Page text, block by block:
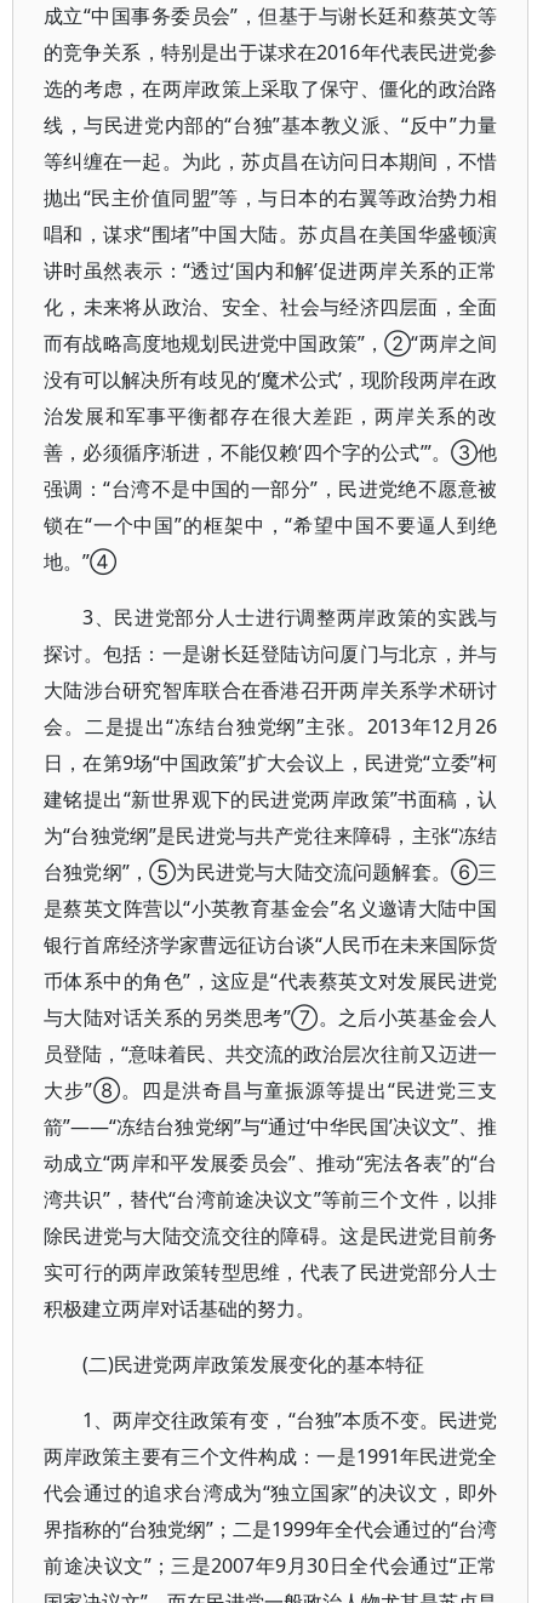
成立“中国事务委员会”，但基于与谢长廷和蔡英文等
的竞争关系，特别是出于谋求在2016年代表民进党参
选的考虑，在两岸政策上采取了保守、僵化的政治路
线，与民进党内部的“台独”基本教义派、“反中”力量
等纠缠在一起。为此，苏贞昌在访问日本期间，不惜
抛出“民主价值同盟”等，与日本的右翼等政治势力相
唱和，谋求“围堵”中国大陆。苏贞昌在美国华盛顿演
讲时虽然表示：“透过‘国内和解’促进两岸关系的正常
化，未来将从政治、安全、社会与经济四层面，全面
而有战略高度地规划民进党中国政策”，②“两岸之间
没有可以解决所有歧见的‘魔术公式’，现阶段两岸在政
治发展和军事平衡都存在很大差距，两岸关系的改
善，必须循序渐进，不能仅赖‘四个字的公式’”。③他
强调：“台湾不是中国的一部分”，民进党绝不愿意被
锁在“一个中国”的框架中，“希望中国不要逼人到绝
地。”④
3、民进党部分人士进行调整两岸政策的实践与
探讨。包括：一是谢长廷登陆访问厦门与北京，并与
大陆涉台研究智库联合在香港召开两岸关系学术研讨
会。二是提出“冻结台独党纲”主张。2013年12月26
日，在第9场“中国政策”扩大会议上，民进党“立委”柯
建铭提出“新世界观下的民进党两岸政策”书面稿，认
为“台独党纲”是民进党与共产党往来障碍，主张“冻结
台独党纲”，⑤为民进党与大陆交流问题解套。⑥三
是蔡英文阵营以“小英教育基金会”名义邀请大陆中国
银行首席经济学家曹远征访台谈“人民币在未来国际货
币体系中的角色”，这应是“代表蔡英文对发展民进党
与大陆对话关系的另类思考”⑦。之后小英基金会人
员登陆，“意味着民、共交流的政治层次往前又迈进一
大步”⑧。四是洪奇昌与童振源等提出“民进党三支
箭”——“冻结台独党纲”与“通过‘中华民国’决议文”、推
动成立“两岸和平发展委员会”、推动“宪法各表”的“台
湾共识”，替代“台湾前途决议文”等前三个文件，以排
除民进党与大陆交流交往的障碍。这是民进党目前务
实可行的两岸政策转型思维，代表了民进党部分人士
积极建立两岸对话基础的努力。
(二)民进党两岸政策发展变化的基本特征
1、两岸交往政策有变，“台独”本质不变。民进党
两岸政策主要有三个文件构成：一是1991年民进党全
代会通过的追求台湾成为“独立国家”的决议文，即外
界指称的“台独党纲”；二是1999年全代会通过的“台湾
前途决议文”；三是2007年9月30日全代会通过“正常